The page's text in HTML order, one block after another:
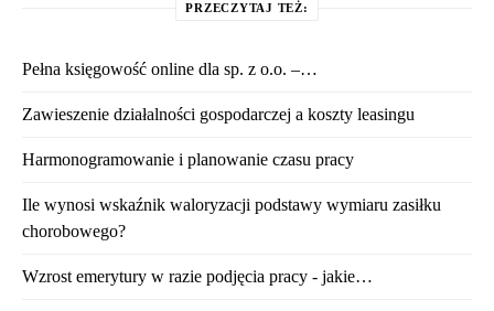
PRZECZYTAJ TEŻ:
Pełna księgowość online dla sp. z o.o. –…
Zawieszenie działalności gospodarczej a koszty leasingu
Harmonogramowanie i planowanie czasu pracy
Ile wynosi wskaźnik waloryzacji podstawy wymiaru zasiłku
chorobowego?
Wzrost emerytury w razie podjęcia pracy - jakie…